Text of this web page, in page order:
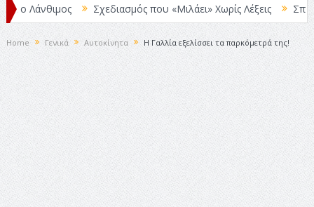
Λάνθιμος Σχεδιασμός που «Μιλάει» Χωρίς Λέξεις
Home Γενικά Αυτοκίνητα Η Γαλλία εξελίσσει τα παρκόμετρά της!